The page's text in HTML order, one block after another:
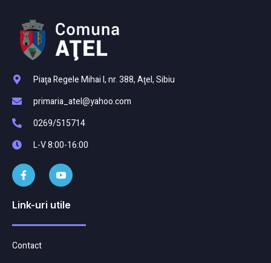
Piaţa Regele Mihai I, nr. 388, Aţel, Sibiu
primaria_atel@yahoo.com
0269/515714
L-V 8:00-16:00
Link-uri utile
Contact